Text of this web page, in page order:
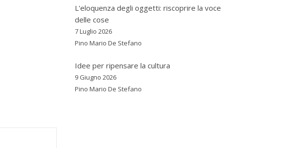
L'eloquenza degli oggetti: riscoprire la voce
delle cose
7 Luglio 2026
Pino Mario De Stefano
Idee per ripensare la cultura
9 Giugno 2026
Pino Mario De Stefano